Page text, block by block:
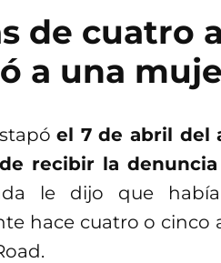
de cuatro
a una
el 7 de abril del
recibir la
le dijo que
hace cuatro o cinco